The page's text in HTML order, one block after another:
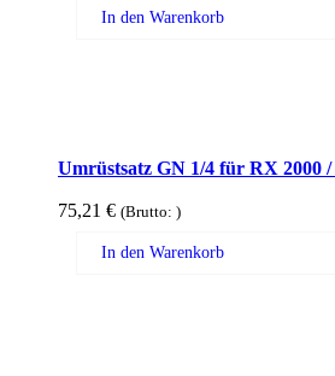
In den Warenkorb
Umrüstsatz GN 1/4 für RX 2000
75,21 € (Brutto: )
In den Warenkorb